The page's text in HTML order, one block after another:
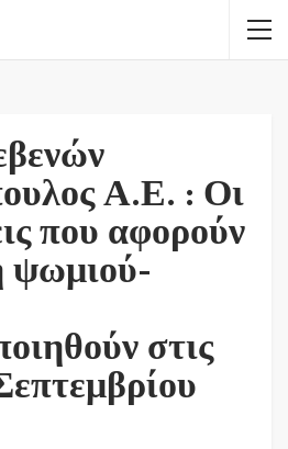
Α.Ε. : Οι
που αφορούν
ψωμιού-
στις